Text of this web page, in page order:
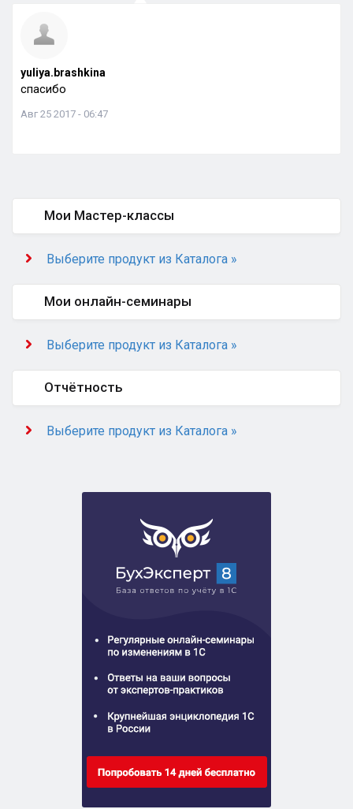
yuliya.brashkina
спасибо
Авг 25 2017 - 06:47
Мои Мастер-классы
Выберите продукт из Каталога »
Мои онлайн-семинары
Выберите продукт из Каталога »
Отчётность
Выберите продукт из Каталога »